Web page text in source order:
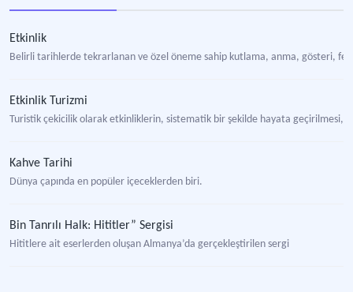
Etkinlik
Belirli tarihlerde tekrarlanan ve özel öneme sahip kutlama, anma, gösteri,
Etkinlik Turizmi
Turistik çekicilik olarak etkinliklerin, sistematik bir şekilde hayata geçirilmesi,
Kahve Tarihi
Dünya çapında en popüler içeceklerden biri.
Bin Tanrılı Halk: Hititler” Sergisi
Hititlere ait eserlerden oluşan Almanya’da gerçekleştirilen sergi